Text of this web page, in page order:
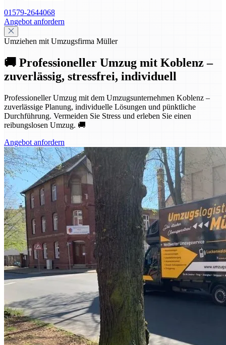
01579-2644068
Angebot anfordern
Umziehen mit Umzugsfirma Müller
🚚 Professioneller Umzug mit Koblenz –
zuverlässig, stressfrei, individuell
Professioneller Umzug mit dem Umzugsunternehmen Koblenz –
zuverlässige Planung, individuelle Lösungen und pünktliche
Durchführung. Vermeiden Sie Stress und erleben Sie einen
reibungslosen Umzug. 🚚
Angebot anfordern